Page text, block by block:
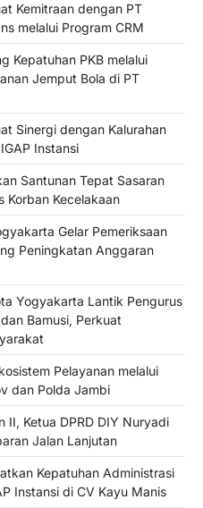
Kemitraan dengan PT
melalui Program CRM
Kepatuhan PKB melalui
Jemput Bola di PT
Sinergi dengan Kalurahan
Instansi
Santunan Tepat Sasaran
Korban Kecelakaan
Gelar Pemeriksaan
Peningkatan Anggaran
Yogyakarta Lantik Pengurus
Bamusi, Perkuat
Pelayanan melalui
dan Polda Jambi
II, Ketua DPRD DIY Nuryadi
Jalan Lanjutan
Kepatuhan Administrasi
Instansi di CV Kayu Manis